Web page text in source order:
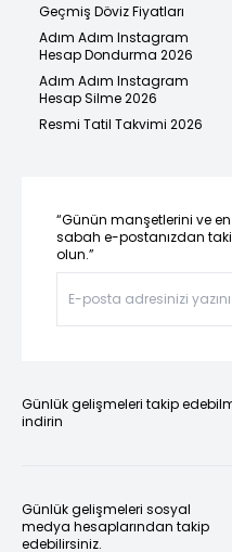
Geçmiş Döviz Fiyatları
Adım Adım Instagram
Hesap Dondurma 2026
Adım Adım Instagram
Hesap Silme 2026
Resmi Tatil Takvimi 2026
“Günün manşetlerini ve
sabah e-postanızdan
olun.”
Günlük gelişmeleri takip
indirin
Günlük gelişmeleri sosyal
medya hesaplarından takip
edebilirsiniz.